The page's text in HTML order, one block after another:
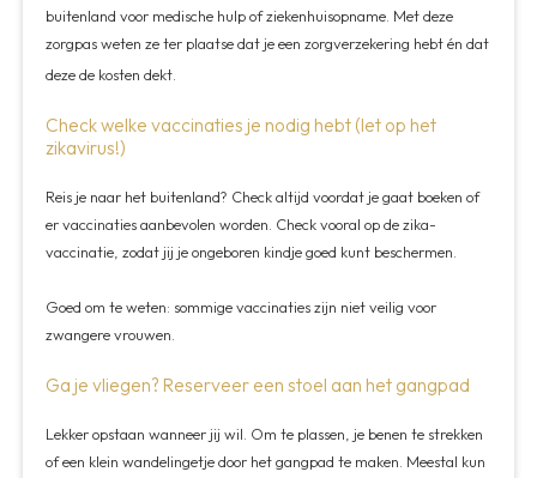
buitenland voor medische hulp of ziekenhuisopname. Met deze
zorgpas weten ze ter plaatse dat je een zorgverzekering hebt én dat
deze de kosten dekt.
Check welke vaccinaties je nodig hebt (let op het
zikavirus!)
Reis je naar het buitenland? Check altijd voordat je gaat boeken of
er vaccinaties aanbevolen worden. Check vooral op de zika-
vaccinatie, zodat jij je ongeboren kindje goed kunt beschermen.
Goed om te weten: sommige vaccinaties zijn niet veilig voor
zwangere vrouwen.
Ga je vliegen? Reserveer een stoel aan het gangpad
Lekker opstaan wanneer jij wil. Om te plassen, je benen te strekken
of een klein wandelingetje door het gangpad te maken. Meestal kun